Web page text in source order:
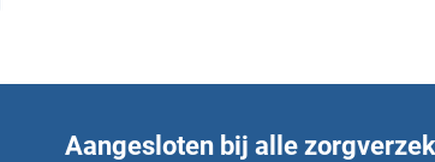
Aangesloten bij alle